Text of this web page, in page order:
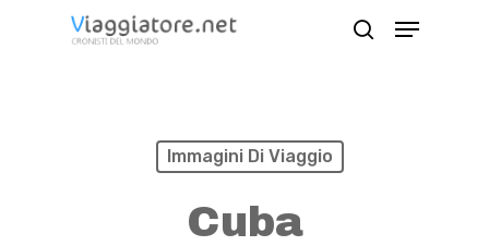
Menu
Immagini Di Viaggio
Cuba